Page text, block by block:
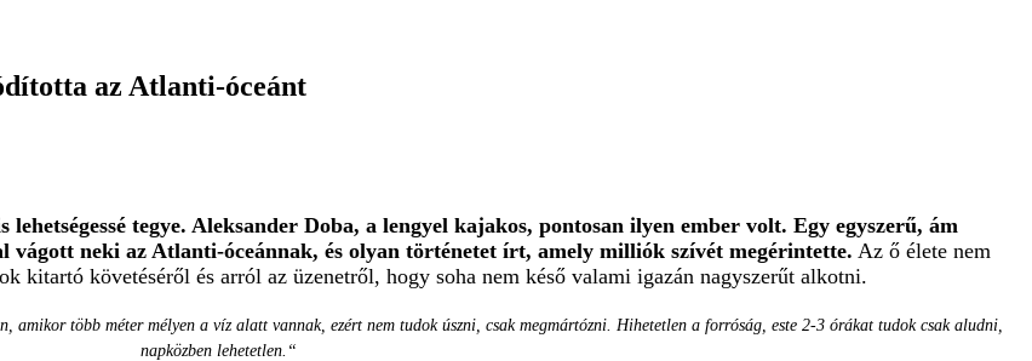
az Atlanti-óceánt
tegye. Aleksander Doba, a lengyel kajakos, pontosan ilyen ember volt. Egy egyszerű, ám
neki az Atlanti-óceánnak, és olyan történetet írt, amely milliók szívét megérintette. Az ő élete nem
kitartó követéséről és arról az üzenetről, hogy soha nem késő valami igazán nagyszerűt alkotni.
amikor több méter mélyen a víz alatt vannak, ezért nem tudok úszni, csak megmártózni. Hihetetlen a forróság, este 2-3 órákat tudok csak aludni,
napközben lehetetlen.“